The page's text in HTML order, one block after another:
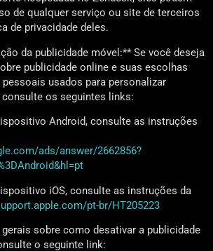
de qualquer serviço ou site de terceiros
de privacidade deles.
da publicidade móvel:** Se você deseja
publicidade online e suas escolhas
usados para personalizar
os seguintes links:
Android, consulte as instruções
ads/answer/2662856?
iOS, consulte as instruções da
pt-br/HT205223
sobre como desativar a publicidade
o seguinte link: